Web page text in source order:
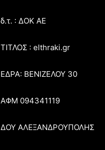
δ.τ. : ΔΟΚ ΑΕ
ΤΙΤΛΟΣ : elthraki.gr
ΕΔΡΑ: ΒΕΝΙΖΕΛΟΥ 30
ΑΦΜ 094341119
ΔΟΥ ΑΛΕΞΑΝΔΡΟΥΠΟΛΗΣ